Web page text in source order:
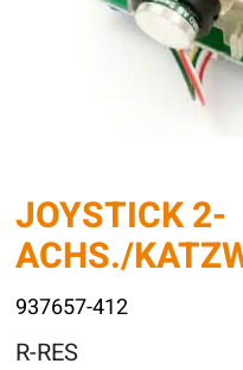
JOYSTICK 2-
ACHS./
937657-412
R-RES